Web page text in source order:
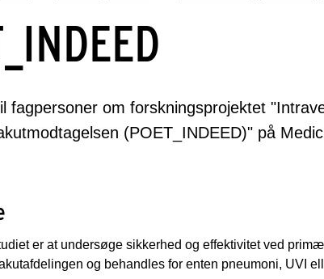
fagpersoner om forskningsprojektet
(POET_INDEED)" på
er at undersøge sikkerhed og effektivitet ved
og behandles for enten pneumoni, UVI